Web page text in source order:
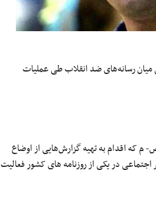
میان رسانه‌های ضد انقلاب طی عملیات
م که اقدام به تهیه گزارش‌هایی از اوضاع
در یکی از روزنامه های کشور فعالیت